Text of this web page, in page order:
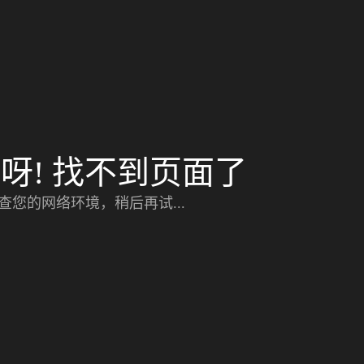
! 找不到页面了
您的网络环境，稍后再试...